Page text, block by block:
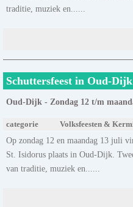
traditie, muziek en......
Schuttersfeest in Oud-Dijk
Oud-Dijk - Zondag 12 t/m
categorie Volksfeesten &
Op zondag 12 en maandag 13 juli
St. Isidorus plaats in Oud-Dijk.
van traditie, muziek en......